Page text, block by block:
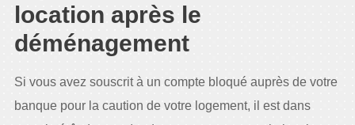
location après le
déménagement
Si vous avez souscrit à un compte bloqué auprès de votre
banque pour la caution de votre logement, il est dans